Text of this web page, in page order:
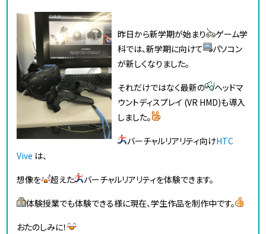
昨日から新学期が始まり
ゲーム学
科では、新学期に向けて
パソコン
が新しくなりました。
それだけではなく最新の
ヘッドマ
ウントディスプレイ (VR HMD)も導入
しました。
バーチャルリアリティ向けHTC
Vive は、
想像を
超えた
バーチャルリアリティを体験できます。
体験授業でも体験できる様に現在、学生作品を制作中です。
おたのしみに！